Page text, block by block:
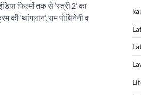
फिल्मों तक से ‘स्त्री 2’ का
की ‘थांगलान’, राम पोथिनेनी व